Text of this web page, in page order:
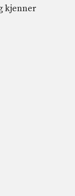
kjenner